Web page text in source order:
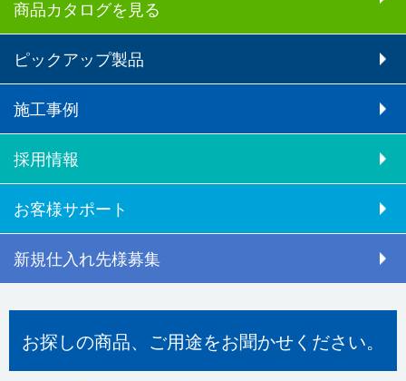
商品カタログを見る
ピックアップ製品
施工事例
採用情報
お客様サポート
新規仕入れ先様募集
お探しの商品、ご用途をお聞かせください。